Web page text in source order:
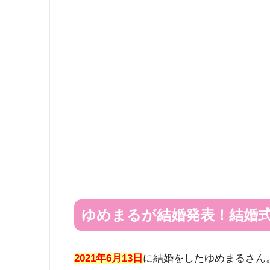
ゆめまるが結婚発表！結婚
2021年6月13日 に結婚をしたゆめまるさん。